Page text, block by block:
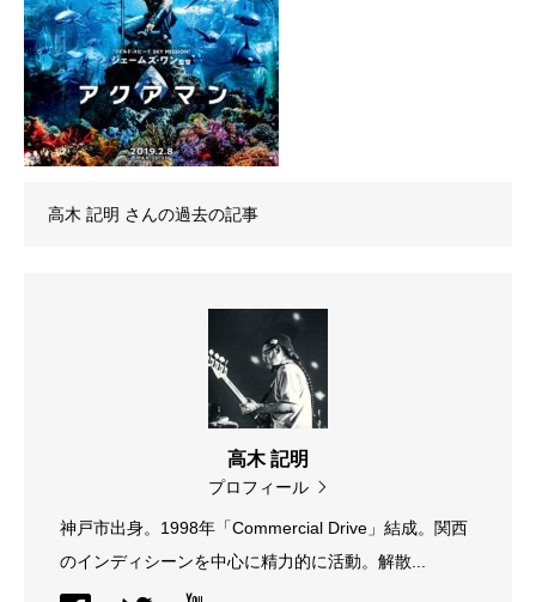
高木 記明 さんの過去の記事
高木 記明
プロフィール
神戸市出身。1998年「Commercial Drive」結成。関西
のインディシーンを中心に精力的に活動。解散...